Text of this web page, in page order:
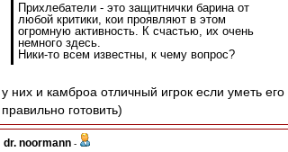
Прихлебатели - это защитнички барина от
любой критики, кои проявляют в этом
огромную активность. К счастью, их очень
немного здесь.
Ники-то всем известны, к чему вопрос?
у них и камброа отличный игрок если уметь его
правильно готовить)
dr. noormann -